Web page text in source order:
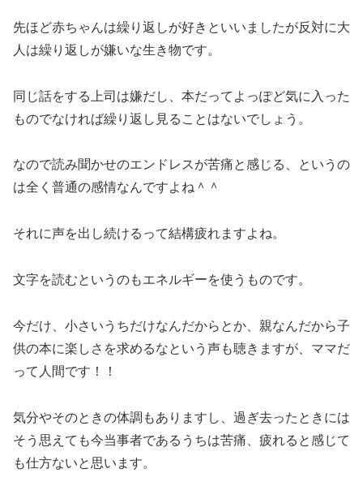
先ほど赤ちゃんは繰り返しが好きといいましたが反対に大
人は繰り返しが嫌いな生き物です。
同じ話をする上司は嫌だし、本だってよっぽど気に入った
ものでなければ繰り返し見ることはないでしょう。
なので読み聞かせのエンドレスが苦痛と感じる、というの
は全く普通の感情なんですよね＾＾
それに声を出し続けるって結構疲れますよね。
文字を読むというのもエネルギーを使うものです。
今だけ、小さいうちだけなんだからとか、親なんだから子
供の本に楽しさを求めるなという声も聴きますが、ママだ
って人間です！！
気分やそのときの体調もありますし、過ぎ去ったときには
そう思えても今当事者であるうちは苦痛、疲れると感じて
も仕方ないと思います。